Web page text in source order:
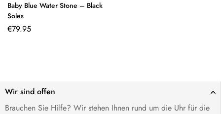
Baby Blue Water Stone – Black
Soles
€79.95
Wir sind offen
Brauchen Sie Hilfe? Wir stehen Ihnen rund um die Uhr für die